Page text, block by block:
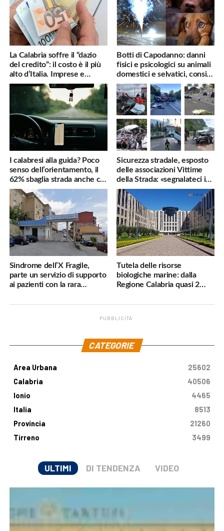
La Calabria soffre il “dazio
del credito”: il costo è il più
alto d’Italia. Imprese e
famiglie penalizzate
Botti di Capodanno: danni
fisici e psicologici su animali
domestici e selvatici, consigli
utili
I calabresi alla guida? Poco
senso dell’orientamento, il
62% sbaglia strada anche col
navigatore
Sicurezza stradale, esposto
delle associazioni Vittime
della Strada: «segnalateci i
pericoli, interverremo
subito»
Sindrome dell’X Fragile,
parte un servizio di supporto
ai pazienti con la rara
Tutela delle risorse
biologiche marine: dalla
Regione Calabria quasi 2
PUBBLICITÀ
CATEGORIE
Area Urbana
25602
Calabria
40506
Ionio
4465
Italia
8513
Provincia
21260
Tirreno
3499
ULTIMI DI TENDENZA VIDEO